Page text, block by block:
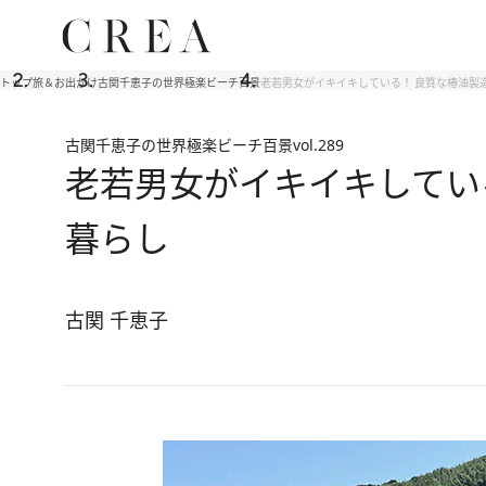
トップ旅＆お出かけ古関千恵子の世界極楽ビーチ百景老若男女がイキイキしている！ 良質な椿油
古関千恵子の世界極楽ビーチ百景vol.289
老若男女がイキイキして
暮らし
古関 千恵子